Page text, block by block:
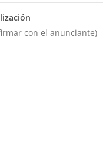
con el anunciante)